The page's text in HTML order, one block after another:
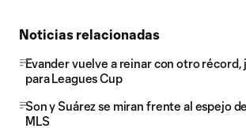
Noticias relacionadas
Evander vuelve a reinar con otro récord,
para Leagues Cup
Son y Suárez se miran frente al espejo
MLS